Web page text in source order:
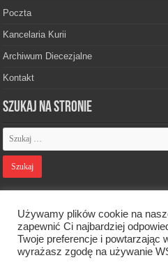
Poczta
Kancelaria Kurii
Archiwum Diecezjalne
Kontakt
Szukaj na stronie
Designed by
Używamy plików cookie na
zapewnić Ci najbardziej
Twoje preferencje i powtarzając
wyrażasz zgodę na używanie